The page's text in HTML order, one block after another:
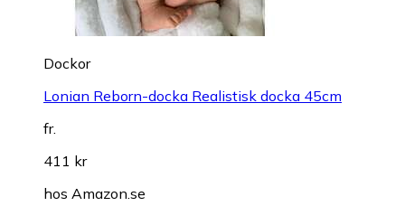
Dockor
Lonian Reborn-docka Realistisk docka 45cm
fr.
411 kr
hos Amazon.se